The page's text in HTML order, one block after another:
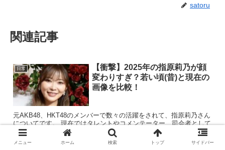
satoru
関連記事
日常
【衝撃】2025年の指原莉乃が顔
変わりすぎ？若い頃(昔)と現在の
画像を比較！
元AKB48、HKT48のメンバーで数々の活躍をされて、指原莉乃さん
についてです。 現在ではタレントやコメンテーター、司会者として
抜群の人気を誇り、多くのCM・テレビ番組で絶賛活躍中の指原莉
乃さんが、『最近顔変わりすぎ？』と言...
メニュー ホーム 検索 トップ サイドバー